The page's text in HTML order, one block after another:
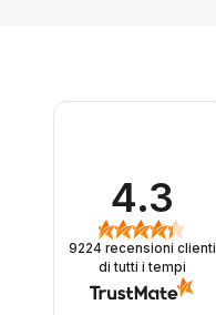
4.3
9224recensioni clienti
di tutti i tempi